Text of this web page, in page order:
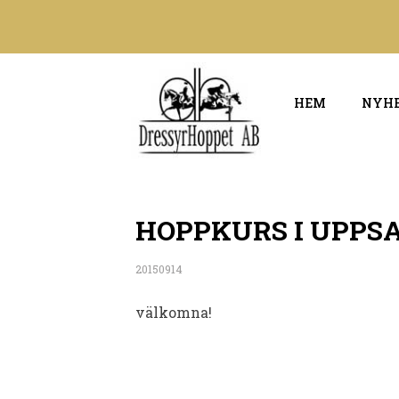
HEM
HOPPKURS I
20150914
välkomna!